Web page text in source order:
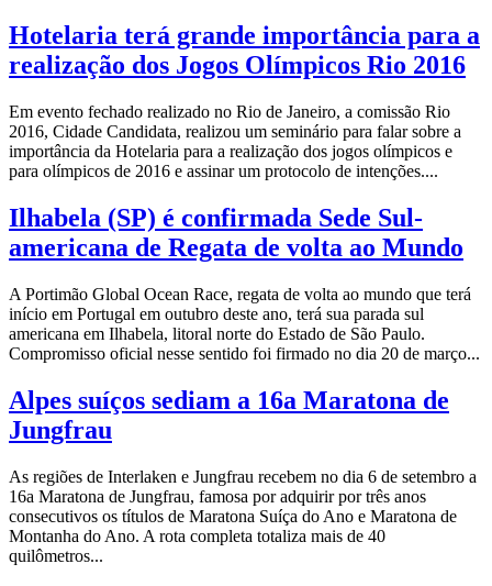
Hotelaria terá grande importância para a
realização dos Jogos Olímpicos Rio 2016
Em evento fechado realizado no Rio de Janeiro, a comissão Rio
2016, Cidade Candidata, realizou um seminário para falar sobre a
importância da Hotelaria para a realização dos jogos olímpicos e
para olímpicos de 2016 e assinar um protocolo de intenções....
Ilhabela (SP) é confirmada Sede Sul-
americana de Regata de volta ao Mundo
A Portimão Global Ocean Race, regata de volta ao mundo que terá
início em Portugal em outubro deste ano, terá sua parada sul
americana em Ilhabela, litoral norte do Estado de São Paulo.
Compromisso oficial nesse sentido foi firmado no dia 20 de março...
Alpes suíços sediam a 16a Maratona de
Jungfrau
As regiões de Interlaken e Jungfrau recebem no dia 6 de setembro a
16a Maratona de Jungfrau, famosa por adquirir por três anos
consecutivos os títulos de Maratona Suíça do Ano e Maratona de
Montanha do Ano. A rota completa totaliza mais de 40
quilômetros...